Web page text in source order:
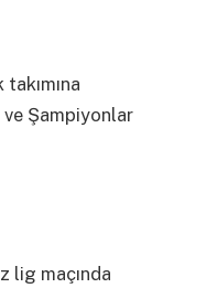
Şampiyonlar
lig maçında